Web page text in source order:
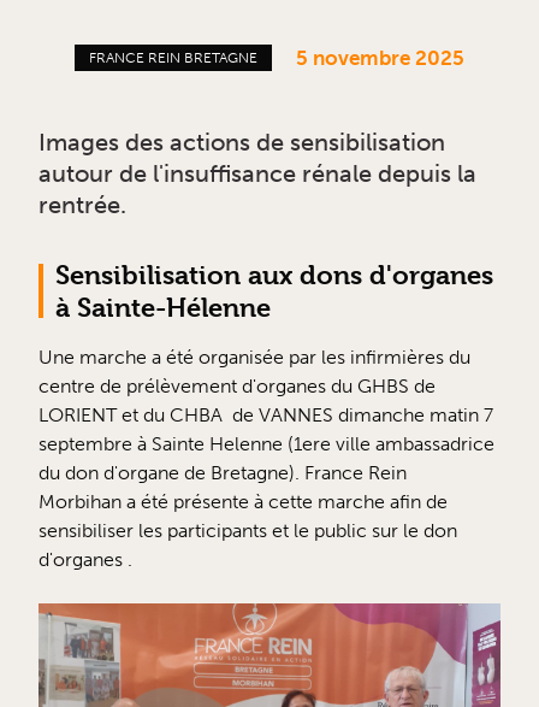
FRANCE REIN BRETAGNE 5 novembre 2025
Images des actions de sensibilisation
autour de l'insuffisance rénale depuis la
rentrée.
Sensibilisation aux dons d'organes
à Sainte-Hélenne
Une marche a été organisée par les infirmières du
centre de prélèvement d'organes du GHBS de
LORIENT et du CHBA de VANNES dimanche matin 7
septembre à Sainte Helenne (1ere ville ambassadrice
du don d'organe de Bretagne). France Rein
Morbihan a été présente à cette marche afin de
sensibiliser les participants et le public sur le don
d'organes .